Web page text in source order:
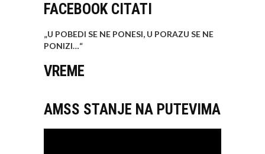
FACEBOOK CITATI
„U POBEDI SE NE PONESI, U PORAZU SE NE
PONIZI…“
VREME
AMSS STANJE NA PUTEVIMA